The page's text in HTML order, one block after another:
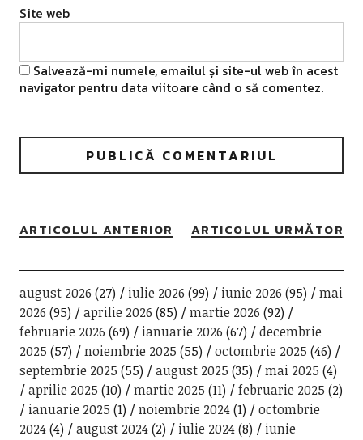
Site web
Salvează-mi numele, emailul și site-ul web în acest
navigator pentru data viitoare când o să comentez.
ARTICOLUL ANTERIOR ARTICOLUL URMĂTOR
august 2026 (27) iulie 2026 (99) iunie 2026 (95)
mai
2026 (95) aprilie 2026 (85) martie 2026 (92)
februarie 2026 (69) ianuarie 2026 (67)
decembrie
2025 (57) noiembrie 2025 (55) octombrie 2025 (46)
septembrie 2025 (55) august 2025 (35) mai 2025 (4)
aprilie 2025 (10) martie 2025 (11) februarie 2025 (2)
ianuarie 2025 (1) noiembrie 2024(1)
octombrie
2024(4) august 2024(2) iulie 2024(8)
iunie